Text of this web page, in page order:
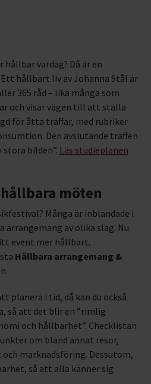
vardag? Då är en
hållbart liv av Johanna Stål är
365 råd – lika många som
och visar vägen till att ställa
för åtta träffar, med rubriker
Den avslutande träffen
stora bilden”. Läs studieplanen
möten
Många är inblandade i
av olika slag. Nu
event mer hållbart.
Hållbara arrangemang &
planera i tid, då kan du också
så att det blir en ”rimlig
och hållbarhet”. Checklistan
om bland annat resor,
marknadsföring. Dessutom,
så att alla känner sig